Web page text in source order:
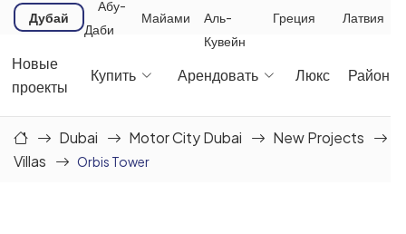
Дубай
Абу-
Даби
Майами
Аль-
Кувейн
Греция Латвия
Новые
проекты
Купить Арендовать Люкс Районы
Dubai Motor City Dubai
New Projects
Villas
Orbis Tower